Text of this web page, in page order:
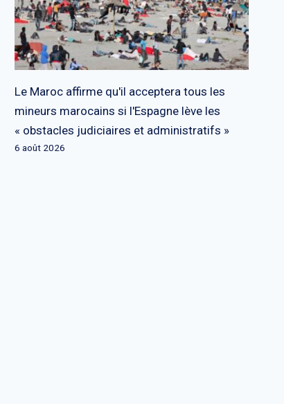
Le Maroc affirme qu'il acceptera tous les
mineurs marocains si l'Espagne lève les
« obstacles judiciaires et administratifs »
6 août 2026